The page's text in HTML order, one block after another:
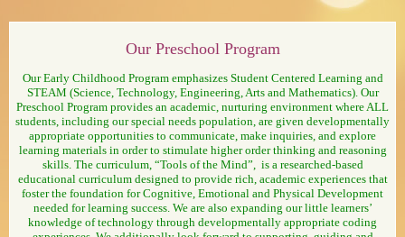
Our Preschool Program
Our Early Childhood Program emphasizes Student Centered Learning and
STEAM (Science, Technology, Engineering, Arts and Mathematics). Our
Preschool Program provides an academic, nurturing environment where ALL
students, including our special needs population, are given developmentally
appropriate opportunities to communicate, make inquiries, and explore
learning materials in order to stimulate higher order thinking and reasoning
skills. The curriculum, “Tools of the Mind”,​ ​ is a researched-based
educational curriculum designed to provide ​rich, academic ​experiences​ that
foster the foundation for Cognitive, Emotional and Physical Development
needed for ​​learning success.​ We are also expanding our little learners’
knowledge of technology through developmentally appropriate coding